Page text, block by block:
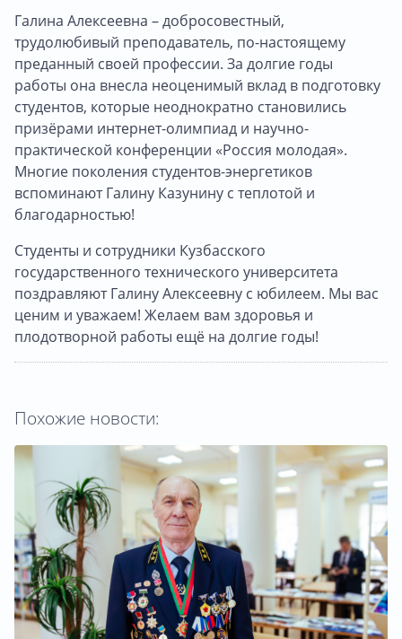
Галина Алексеевна – добросовестный,
трудолюбивый преподаватель, по-настоящему
преданный своей профессии. За долгие годы
работы она внесла неоценимый вклад в подготовку
студентов, которые неоднократно становились
призёрами интернет-олимпиад и научно-
практической конференции «Россия молодая».
Многие поколения студентов-энергетиков
вспоминают Галину Казунину с теплотой и
благодарностью!
Студенты и сотрудники Кузбасского
государственного технического университета
поздравляют Галину Алексеевну с юбилеем. Мы вас
ценим и уважаем! Желаем вам здоровья и
плодотворной работы ещё на долгие годы!
Похожие новости: